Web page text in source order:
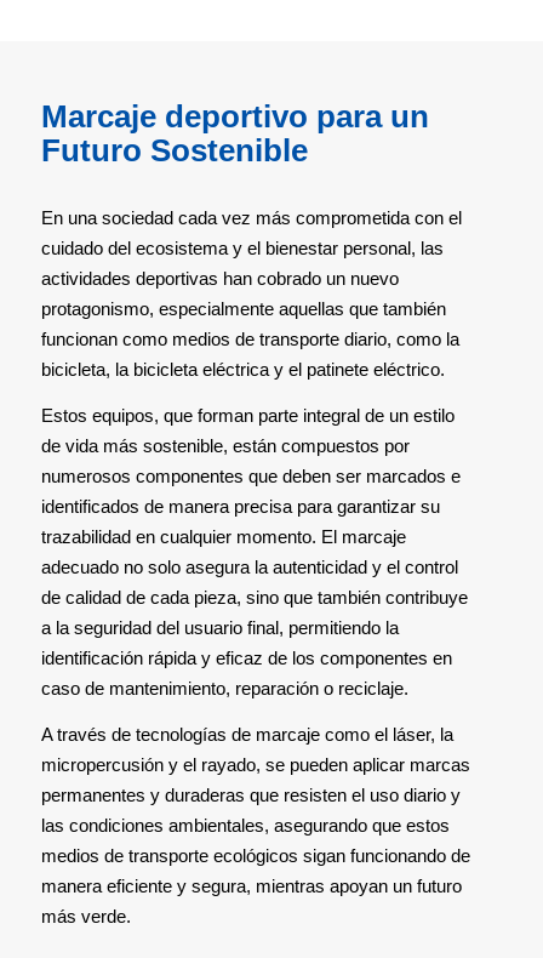
Marcaje deportivo para un
Futuro Sostenible
En una sociedad cada vez más comprometida con el
cuidado del ecosistema y el bienestar personal, las
actividades deportivas han cobrado un nuevo
protagonismo, especialmente aquellas que también
funcionan como medios de transporte diario, como la
bicicleta, la bicicleta eléctrica y el patinete eléctrico.
Estos equipos, que forman parte integral de un estilo
de vida más sostenible, están compuestos por
numerosos componentes que deben ser marcados e
identificados de manera precisa para garantizar su
trazabilidad en cualquier momento. El marcaje
adecuado no solo asegura la autenticidad y el control
de calidad de cada pieza, sino que también contribuye
a la seguridad del usuario final, permitiendo la
identificación rápida y eficaz de los componentes en
caso de mantenimiento, reparación o reciclaje.
A través de tecnologías de marcaje como el láser, la
micropercusión y el rayado, se pueden aplicar marcas
permanentes y duraderas que resisten el uso diario y
las condiciones ambientales, asegurando que estos
medios de transporte ecológicos sigan funcionando de
manera eficiente y segura, mientras apoyan un futuro
más verde.